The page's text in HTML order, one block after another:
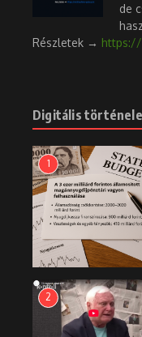
de
Részletek →
Digitális
1
2